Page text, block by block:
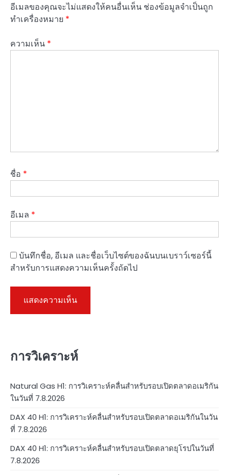
อีเมลของคุณจะไม่แสดงให้คนอื่นเห็น ช่องข้อมูลจำเป็นถูก
ทำเครื่องหมาย *
ความเห็น *
ชื่อ *
อีเมล *
บันทึกชื่อ, อีเมล และชื่อเว็บไซต์ของฉันบนเบราว์เซอร์นี้
สำหรับการแสดงความเห็นครั้งถัดไป
การวิเคราะห์
Natural Gas H1: การวิเคราะห์คลื่นสำหรับรอบเปิดตลาดอเมริกัน
ในวันที่ 7.8.2026
DAX 40 H1: การวิเคราะห์คลื่นสำหรับรอบเปิดตลาดอเมริกันในวัน
ที่ 7.8.2026
DAX 40 H1: การวิเคราะห์คลื่นสำหรับรอบเปิดตลาดยุโรปในวันที่
7.8.2026